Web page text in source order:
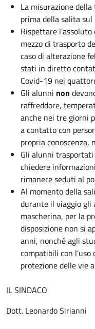
La misurazione
prima della salita
Rispettare
mezzo di trasporto
caso di alterazione
stati in diretto
Covid-19 nei
Gli alunni non
raffreddore,
anche nei tre giorni
a contatto con
propria
Gli alunni
chiedere
rimanere seduti al
Al momento della
durante il viaggio
mascherina, per la
disposizione non si
anni, nonché agli
compatibili con
protezione delle vie
IL SINDACO
Dott. Leonardo Sirianni